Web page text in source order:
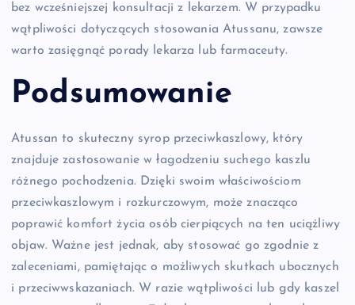
bez wcześniejszej konsultacji z lekarzem. W przypadku
wątpliwości dotyczących stosowania Atussanu, zawsze
warto zasięgnąć porady lekarza lub farmaceuty.
Podsumowanie
Atussan to skuteczny syrop przeciwkaszlowy, który
znajduje zastosowanie w łagodzeniu suchego kaszlu
różnego pochodzenia. Dzięki swoim właściwościom
przeciwkaszlowym i rozkurczowym, może znacząco
poprawić komfort życia osób cierpiących na ten uciążliwy
objaw. Ważne jest jednak, aby stosować go zgodnie z
zaleceniami, pamiętając o możliwych skutkach ubocznych
i przeciwwskazaniach. W razie wątpliwości lub gdy kaszel